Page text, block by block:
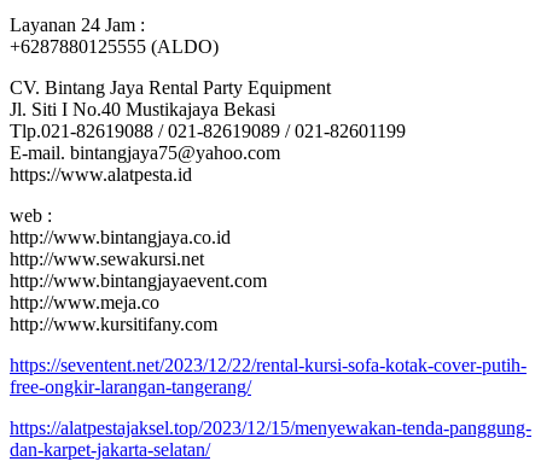
Layanan 24 Jam :
+6287880125555 (ALDO)
CV. Bintang Jaya Rental Party Equipment
Jl. Siti I No.40 Mustikajaya Bekasi
Tlp.021-82619088 / 021-82619089 / 021-82601199
E-mail. bintangjaya75@yahoo.com
https://www.alatpesta.id
web :
http://www.bintangjaya.co.id
http://www.sewakursi.net
http://www.bintangjayaevent.com
http://www.meja.co
http://www.kursitifany.com
https://seventent.net/2023/12/22/rental-kursi-sofa-kotak-cover-putih-
free-ongkir-larangan-tangerang/
https://alatpestajaksel.top/2023/12/15/menyewakan-tenda-panggung-
dan-karpet-jakarta-selatan/